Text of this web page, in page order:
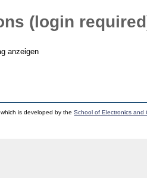
(login
anzeigen
which is developed by theSchool of Electronics and